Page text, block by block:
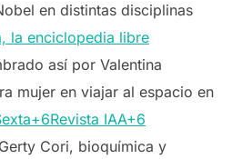
en distintas disciplinas
la enciclopedia libre
así por Valentina
mujer en viajar al espacio en
IAA+6
Cori, bioquímica y